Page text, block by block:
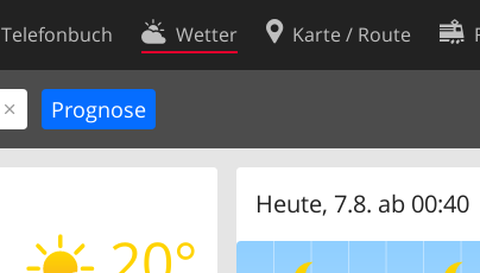
Telefonbuch Wetter Karte / Route
Heute, 7.8. ab 00:40
Kontakt
Nutzungsbedingungen